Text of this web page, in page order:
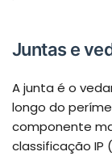
Juntas e
A junta é o
longo do
componente
classificação IP